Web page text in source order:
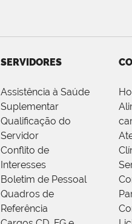
SERVIDORES
Assistência à Saúde
Suplementar
Qualificação do
Servidor
Conflito de
Interesses
Boletim de Pessoal
Quadros de
Referência